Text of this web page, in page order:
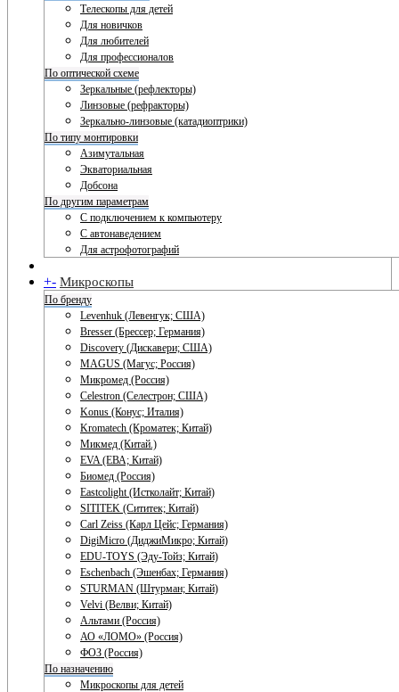
Телескопы для детей
Для новичков
Для любителей
Для профессионалов
По оптической схеме
Зеркальные (рефлекторы)
Линзовые (рефракторы)
Зеркально-линзовые (катадиоптрики)
По типу монтировки
Азимутальная
Экваториальная
Добсона
По другим параметрам
С подключением к компьютеру
С автонаведением
Для астрофотографий
+- Микроскопы
По бренду
Levenhuk (Левенгук; США)
Bresser (Брессер; Германия)
Discovery (Дискавери; США)
MAGUS (Магус; Россия)
Микромед (Россия)
Celestron (Селестрон; США)
Konus (Конус; Италия)
Kromatech (Кроматек; Китай)
Микмед (Китай.)
EVA (ЕВА; Китай)
Биомед (Россия)
Eastcolight (Истколайт; Китай)
SITITEK (Сититек; Китай)
Carl Zeiss (Карл Цейс; Германия)
DigiMicro (ДиджиМикро; Китай)
EDU-TOYS (Эду-Тойз; Китай)
Eschenbach (Эшенбах; Германия)
STURMAN (Штурман; Китай)
Velvi (Велви; Китай)
Альтами (Россия)
АО «ЛОМО» (Россия)
ФОЗ (Россия)
По назначению
Микроскопы для детей